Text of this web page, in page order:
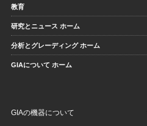
教育
研究とニュース ホーム
分析とグレーディング ホーム
GIAについて ホーム
GIAの機器について